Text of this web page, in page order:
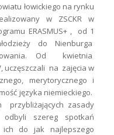
łowickiego na rynku
w ZSCKR w
ERASMUS+ , od 1
do Nienburga
Od kwietnia
uczęszczali na zajęcia w
merytorycznego i
języka niemieckiego.
przybliżających zasady
odbyli szereg spotkań
ich do jak najlepszego